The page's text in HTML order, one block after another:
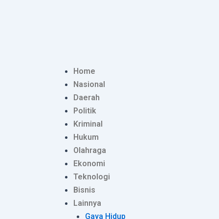
Home
Nasional
Daerah
Politik
Kriminal
Hukum
Olahraga
Ekonomi
Teknologi
Bisnis
Lainnya
Gaya Hidup